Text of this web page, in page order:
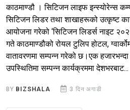
काठमाण्डौ । सिटिजन लाइफ इन्स्योरेन्स
सिटिजन लिडर तथा शाखाहरूको उत्कृष्ट
आयोजना गरेको ‘सिटिजन लिडर्स नाइट
गते काठमाण्डौको रोयल टुलिप होटल,
वातावरणमा सम्पन्न गरेको छ।एक
उपस्थितिमा सम्पन्न कार्यक्रममा देशभरबाट...
BY BIZSHALA 3 दिन अगाडी